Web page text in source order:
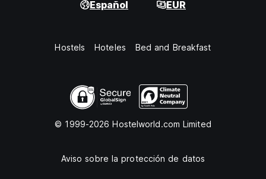
Español EUR
Hostels Hoteles Bed and Breakfast
© 1999-2026 Hostelworld.com Limited
Aviso sobre la protección de datos